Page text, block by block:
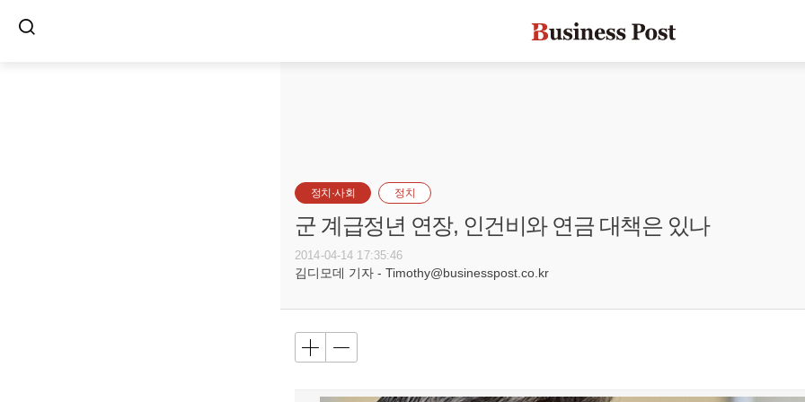
정치·사회 정치
군 계급정년 연장, 인건비와 연금 대책은 있나
2014-04-14 17:35:46
김디모데 기자 - Timothy@businesspost.co.kr